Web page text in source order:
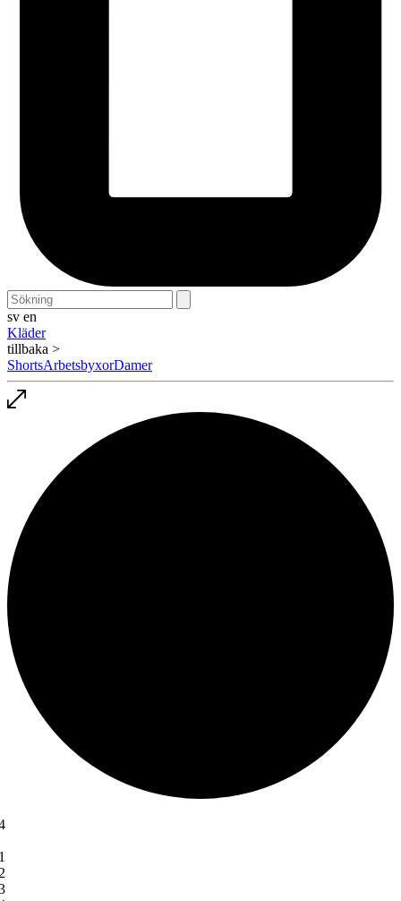
sv en
Kläder
tillbaka >
ShortsArbetsbyxorDamer